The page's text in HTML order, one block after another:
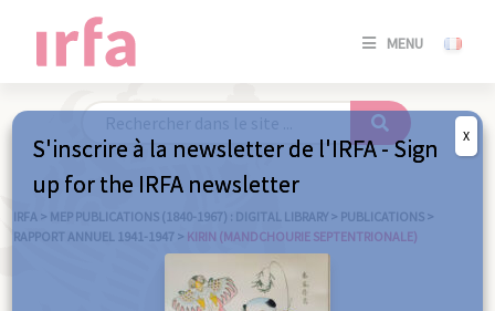
MENU
SE
/
IRFA > MEP PUBLICATIONS (1840-1967) : DIGITAL LIBRARY > PUBLICATIONS >
RAPPORT ANNUEL 1941-1947 > KIRIN (MANDCHOURIE SEPTENTRIONALE)
S'inscrire à la newsletter de l'IRFA - Sign
up for the IRFA newsletter
X